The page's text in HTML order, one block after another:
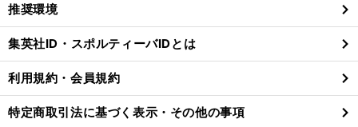
閉
る
推奨環境
集英社ID・スポルティーバIDとは
利用規約・会員規約
特定商取引法に基づく表示・その他の事項